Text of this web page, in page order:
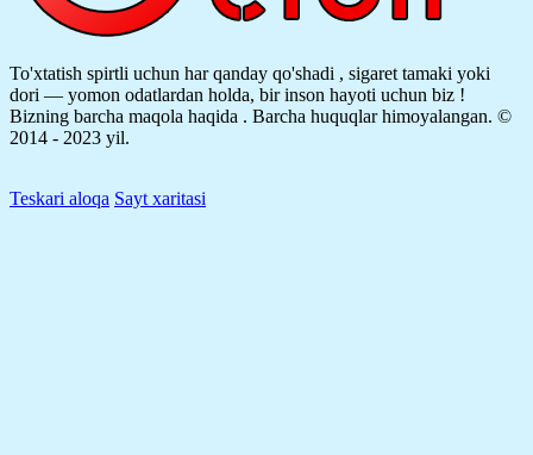
To'xtatish spirtli uchun har qanday qo'shadi , sigaret tamaki yoki
dori — yomon odatlardan holda, bir inson hayoti uchun biz !
Bizning barcha maqola haqida . Barcha huquqlar himoyalangan. ©
2014 - 2023 yil.
Teskari aloqa Sayt xaritasi